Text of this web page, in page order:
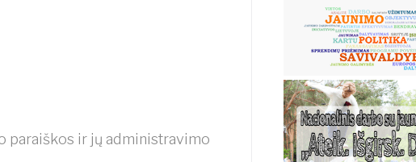
paraiškos ir jų administravimo